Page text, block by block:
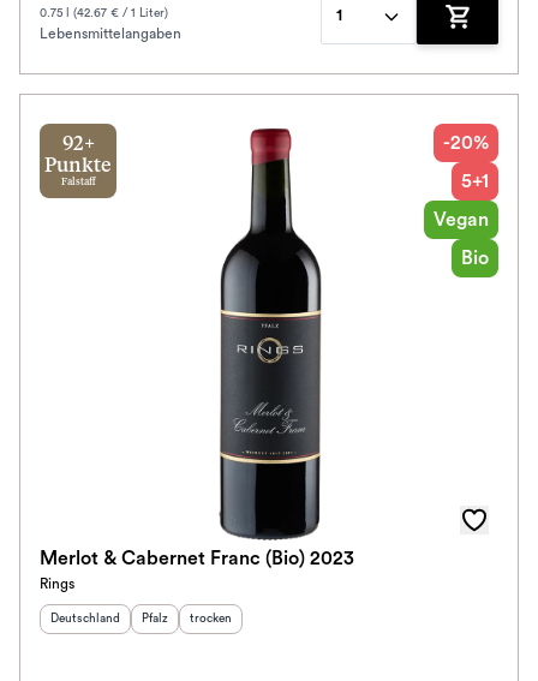
0.75 l (42.67 € / 1 Liter)
Lebensmittelangaben
1
Zum
92+
Punkte
Falstaff
-20%
5+1
Vegan
Bio
Merlot & Cabernet Franc (Bio) 2023
Rings
Herkunftsland
Deutschland Herkunftsregion
Pfalz Geschmack
trocken